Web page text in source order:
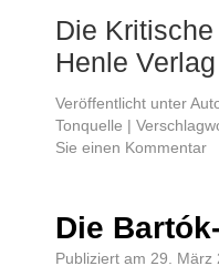
Die
Henle
Veröffentlicht unter
Tonquelle |
Sie einen Kommentar
Die
Publiziert am 29. März